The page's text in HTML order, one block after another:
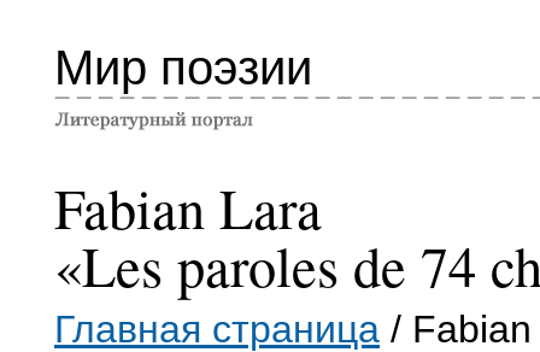
Мир поэзии
Fabian Lara
«Les paroles de 74
Главная страница /